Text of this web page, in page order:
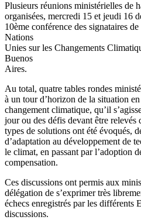
Plusieurs réunions ministérielles de
organisées, mercredi 15 et jeudi 16
10ème conférence des signataires
Nations
Unies sur les Changements
Buenos
Aires.
Au total, quatre tables rondes
à un tour d’horizon de la situation
changement climatique, qu’il
jour ou des défis devant être relevés
types de solutions ont été évoqués,
d’adaptation au développement de
le climat, en passant par l’adoption
compensation.
Ces discussions ont permis aux
délégation de s’exprimer très
échecs enregistrés par les différents
discussions.